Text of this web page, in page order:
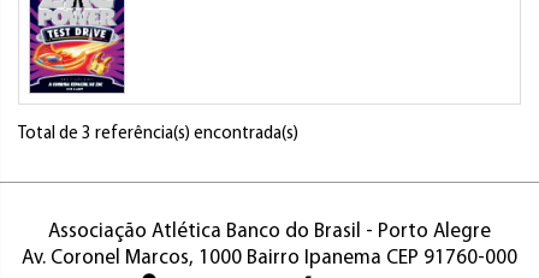
Total de 3 referência(s) encontrada(s)
Associação Atlética Banco do Brasil - Porto Alegre
Av. Coronel Marcos, 1000 Bairro Ipanema CEP 91760-000